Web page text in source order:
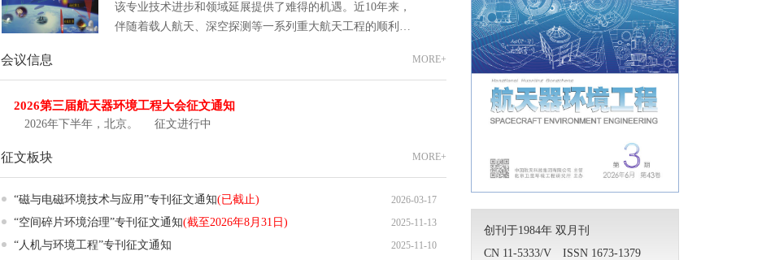
该专业技术进步和领域延展提供了难得的机遇。近10年来，
伴随着载人航天、深空探测等一系列重大航天工程的顺利实
新需求，分析了航天器环境工程将面对的挑战和必须突破的
关键技术。结合具体工作内容介绍了北京卫星环境工程研究
过程中，航天器环境工程必将伴随着航天器整体技术的升级
实现更高水平的跃迁。
会议信息 MORE+
2026第三届航天器环境工程大会征文通知
2026年下半年，北京。 征文进行中
征文板块 MORE+
“磁与电磁环境技术与应用”专刊征文通知(已截止) 2026-03-17
“空间碎片环境治理”专刊征文通知(截至2026年8月31日) 2025-11-13
“人机与环境工程”专刊征文通知 2025-11-10
创刊于1984年 双月刊
CN 11-5333/V ISSN 1673-1379